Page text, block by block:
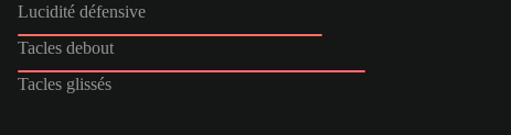
Lucidité défensive
Tacles debout
Tacles glissés